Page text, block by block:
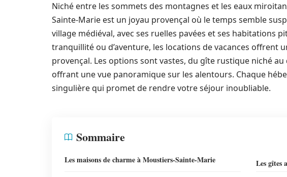
Niché entre les sommets des montagnes et les eaux
Sainte-Marie est un joyau provençal où le temps semble
village médiéval, avec ses ruelles pavées et ses habitations
tranquillité ou d’aventure, les locations de vacances offrent
provençal. Les options sont vastes, du gîte rustique niché
offrant une vue panoramique sur les alentours. Chaque
singulière qui promet de rendre votre séjour inoubliable.
Sommaire
Les maisons de charme à Moustiers-Sainte-Marie
Les gîtes